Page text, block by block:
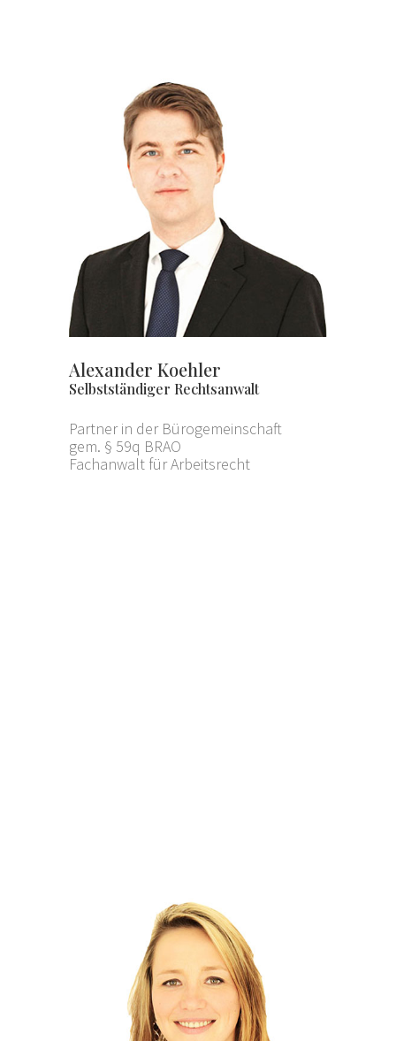
Alexander Koehler
Selbstständiger Rechtsanwalt
Partner in der Bürogemeinschaft
gem. § 59q BRAO
Fachanwalt für Arbeitsrecht